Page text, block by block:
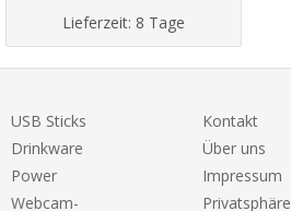
Lieferzeit: 8 Tage
USB Sticks
Drinkware
Power
Webcam-
Kontakt
Über uns
Impressum
Privatsphäre